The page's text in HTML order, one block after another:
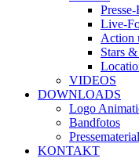
Live-
Action
Stars
VIDEOS
DOWNLOADS
Logo
Bandfotos
KONTAKT